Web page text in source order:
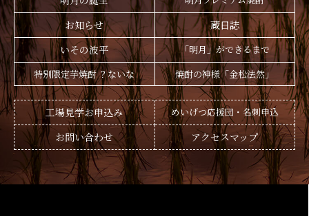
お知らせ
蔵日誌
いその波平
「明月」ができるまで
特別限定芋焼酎 ？ないな
焼酎の神様「金松法然」
工場見学お申込み めいげつ応援団・名刺申込
お問い合わせ アクセスマップ